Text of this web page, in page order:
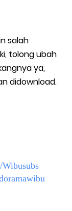
salah
tolong ubah
ya,
didownload.